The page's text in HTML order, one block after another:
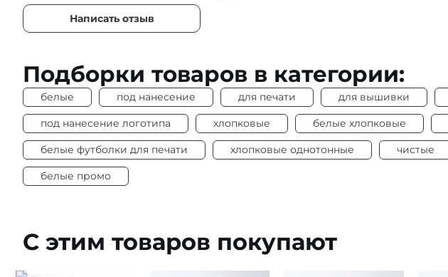
Цвет
Белый
Плотность
155-160 г/м2
Под нанесение
Да
Написать отзыв
Подборки товаров в категории:
белые под нанесение для печати для вышивки
под нанесение логотипа хлопковые белые хлопковые
белые футболки для печати хлопковые однотонные чистые
белые промо
С этим товаров покупают